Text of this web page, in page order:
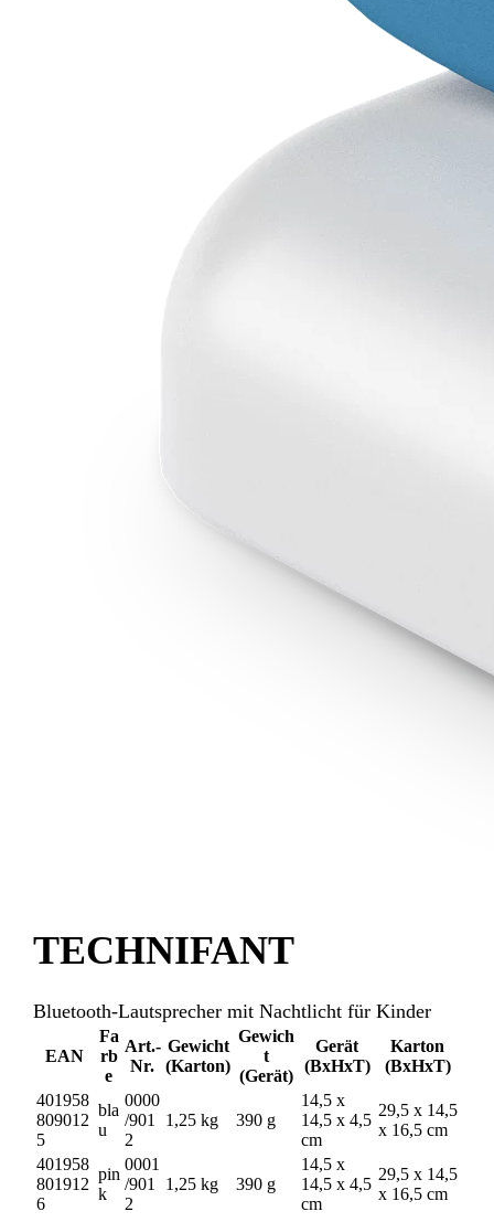
TECHNIFANT
Bluetooth-Lautsprecher mit Nachtlicht für Kinder
EAN
Fa
rb
e
Art.-
Nr.
Gewicht
(Karton)
Gewich
t
(Gerät)
Gerät
(BxHxT)
Karton
(BxHxT)
401958
809012
5
bla
u
0000
/901
2
1,25 kg 390 g
14,5 x
14,5 x 4,5
cm
29,5 x 14,5
x 16,5 cm
401958
801912
6
pin
k
0001
/901
2
1,25 kg 390 g
14,5 x
14,5 x 4,5
cm
29,5 x 14,5
x 16,5 cm